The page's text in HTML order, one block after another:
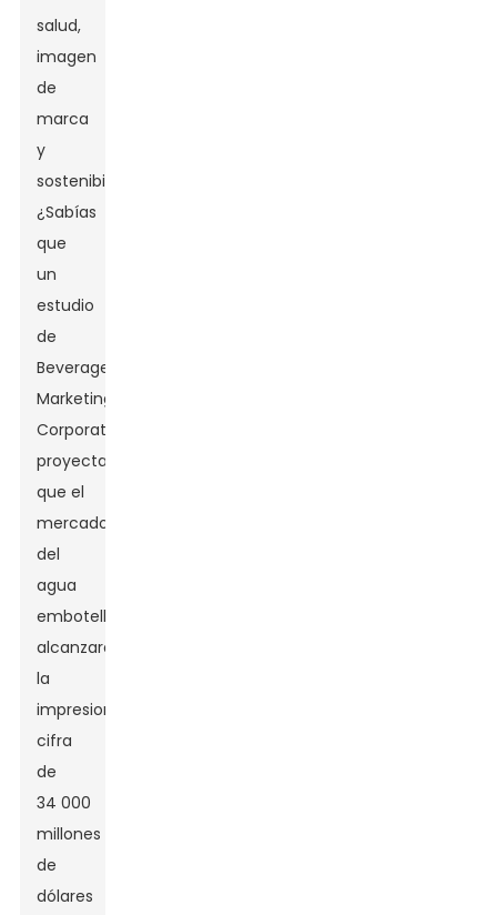
salud,
imagen
de
marca
y
sostenibilidad.
¿Sabías
que
un
estudio
de
Beverage
Marketing
Corporation
proyecta
que el
mercado
del
agua
embotellada
alcanzará
la
impresionante
cifra
de
34 000
millones
de
dólares